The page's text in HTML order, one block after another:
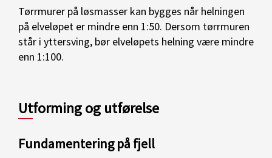
Tørrmurer på løsmasser kan bygges når helningen
på elveløpet er mindre enn 1:50. Dersom tørrmuren
står i yttersving, bør elveløpets helning være mindre
enn 1:100.
Utforming og utførelse
Fundamentering på fjell